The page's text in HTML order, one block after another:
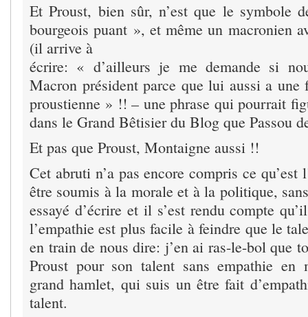
Et Proust, bien sûr, n’est que le symbole
bourgeois puant », et même un macronien
(il arrive à
écrire: « d’ailleurs je me demande si
Macron président parce que lui aussi a une
proustienne » !! – une phrase qui pourrait
dans le Grand Bêtisier du Blog que Passou
Et pas que Proust, Montaigne aussi !!
Cet abruti n’a pas encore compris ce
être soumis à la morale et à la politique,
essayé d’écrire et il s’est rendu compte
l’empathie est plus facile à feindre que le
en train de nous dire: j’en ai ras-le-bol que
Proust pour son talent sans empathie en
grand hamlet, qui suis un être fait
talent.